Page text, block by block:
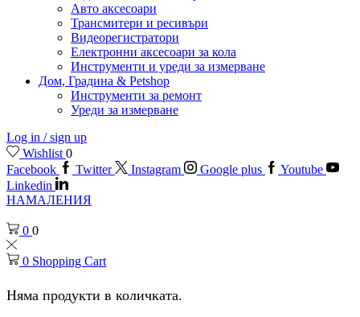
Авто аксесоари
Трансмитери и ресивъри
Видеорегистратори
Електронни аксесоари за кола
Инструменти и уреди за измерване
Дом, Градина & Petshop
Инструменти за ремонт
Уреди за измерване
Log in / sign up
Wishlist 0
Facebook
Twitter Instagram Google plus
Youtube
Linkedin
НАМАЛЕНИЯ
0 0
0 Shopping Cart
Няма продукти в количката.